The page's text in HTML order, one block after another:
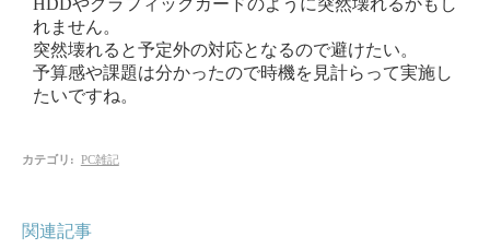
HDDやグラフィックカードのように突然壊れるかもし
れません。
突然壊れると予定外の対応となるので避けたい。
予算感や課題は分かったので時機を見計らって実施し
たいですね。
カテゴリ : PC雑記
関連記事